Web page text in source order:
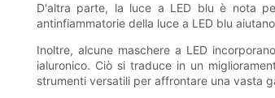
D'altra parte, la luce a LED blu è nota
antinfiammatorie della luce a LED blu
Inoltre, alcune maschere a LED
ialuronico. Ciò si traduce in un
strumenti versatili per affrontare una vasta